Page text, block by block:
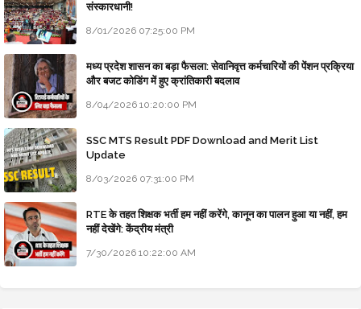
संस्कारधानी!
8/01/2026 07:25:00 PM
मध्य प्रदेश शासन का बड़ा फैसला: सेवानिवृत्त कर्मचारियों की पेंशन प्रक्रिया
और बजट कोडिंग में हुए क्रांतिकारी बदलाव
8/04/2026 10:20:00 PM
SSC MTS Result PDF Download and Merit List
Update
8/03/2026 07:31:00 PM
RTE के तहत शिक्षक भर्ती हम नहीं करेंगे, कानून का पालन हुआ या नहीं, हम
नहीं देखेंगे: केंद्रीय मंत्री
7/30/2026 10:22:00 AM